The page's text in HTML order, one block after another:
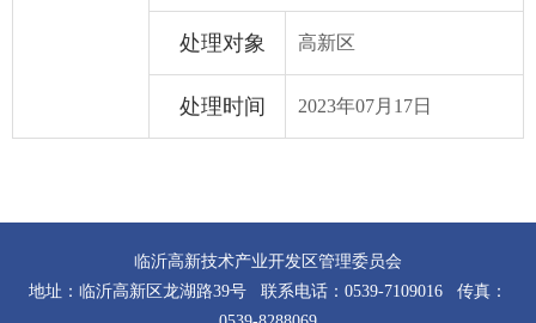
处理对象 高新区
处理时间 2023年07月17日
临沂高新技术产业开发区管理委员会
地址：临沂高新区龙湖路39号 联系电话：0539-7109016 传真：